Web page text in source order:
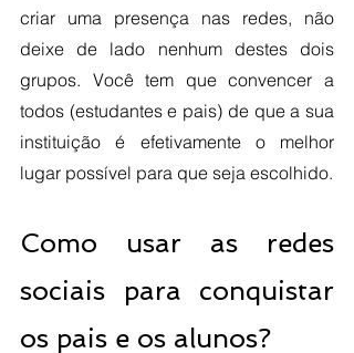
criar uma presença nas redes, não
deixe de lado nenhum destes dois
grupos. Você tem que convencer a
todos (estudantes e pais) de que a sua
instituição é efetivamente o melhor
Como usar as redes
sociais para conquistar
os pais e os alunos?